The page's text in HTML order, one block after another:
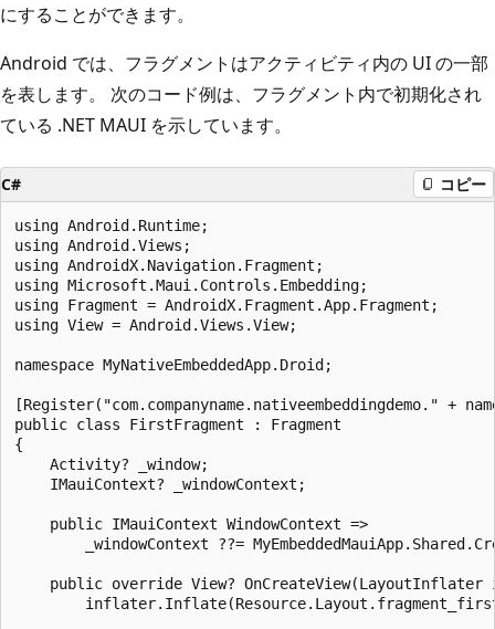
にすることができます。
Android では、フラグメントはアクティビティ内の UI の一部
を表します。 次のコード例は、フラグメント内で初期化され
ている .NET MAUI を示しています。
C# コピー
using Android.Runtime;
using Android.Views;
using AndroidX.Navigation.Fragment;
using Microsoft.Maui.Controls.Embedding;
using Fragment = AndroidX.Fragment.App.Fragment;
using View = Android.Views.View;
namespace MyNativeEmbeddedApp.Droid;
[Register("com.companyname.nativeembeddingdemo." +
public class FirstFragment : Fragment
{
    Activity? _window;
    IMauiContext? _windowContext;
    public IMauiContext WindowContext =>
_windowContext ??=
public override View?